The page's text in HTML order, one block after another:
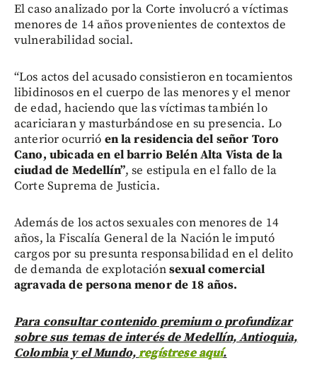
El caso analizado por la Corte involucró a víctimas
menores de 14 años provenientes de contextos de
vulnerabilidad social.
“Los actos del acusado consistieron en tocamientos
libidinosos en el cuerpo de las menores y el menor
de edad, haciendo que las víctimas también lo
acariciaran y masturbándose en su presencia. Lo
anterior ocurrió en la residencia del señor Toro
Cano, ubicada en el barrio Belén Alta Vista de la
ciudad de Medellín”, se estipula en el fallo de la
Corte Suprema de Justicia.
Además de los actos sexuales con menores de 14
años, la Fiscalía General de la Nación le imputó
cargos por su presunta responsabilidad en el delito
de demanda de explotaciónsexual comercial
agravada de persona menor de 18 años.
Para consultar contenido premium o profundizar
sobre sus temas de interés de Medellín, Antioquia,
Colombia y el Mundo,regístrese aquí.